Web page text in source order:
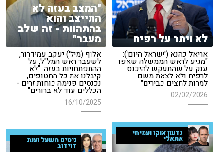
לא ויתר על רפיח
אריאל כהנא ('ישראל היום'):
"מגיע לראש הממשלה שאפו
ענק על שהתעקש להיכנס
לרפיח ולא לצאת משם
למרות לחצים כבירים"
02/02/2026
"המצב בעזה לא
התייצב והוא
בהתהוות - זה שלב
מעבר"
אלוף (מיל') יעקב עמידרור,
לשעבר ראש המל"ל, על
ההתפתחויות בעזה: "לא
קיבלנו את כל החטופים,
נכנסים פנימה כוחות זרים -
הכללים עוד לא ברורים"
16/10/2025
גדעון אוקו ועמיחי
אתאלי ניסים משעל וענת
דוידוב